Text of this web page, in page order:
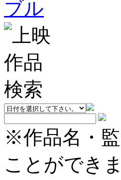
※作品名・
ことができま